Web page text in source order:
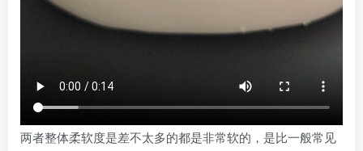
两者整体柔软度是差不太多的都是非常软的，是比一般常见